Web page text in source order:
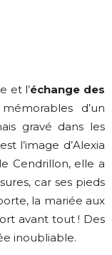
et l’échange des
d’un
gravé dans les
l’image d’Alexia
Cendrillon, elle a
car ses pieds
la mariée aux
avant tout ! Des
inoubliable.